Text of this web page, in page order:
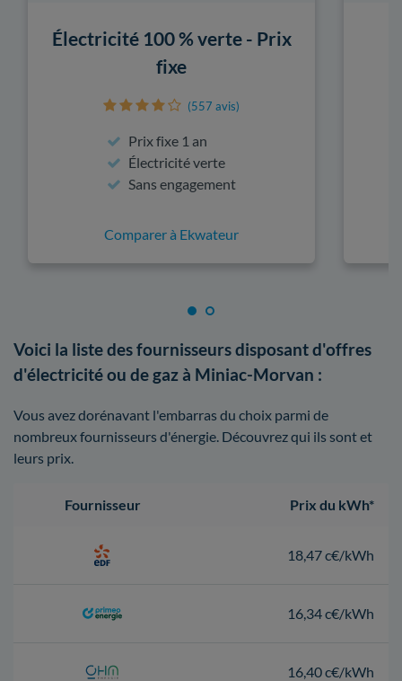
Électricité 100 % verte - Prix
fixe
(557 avis)
Prix fixe 1 an
Électricité verte
Sans engagement
Comparer à Ekwateur
Voici la liste des fournisseurs disposant d'offres
d'électricité ou de gaz à Miniac-Morvan :
Vous avez dorénavant l'embarras du choix parmi de
nombreux fournisseurs d'énergie. Découvrez qui ils sont et
leurs prix.
Fournisseur Prix du kWh*
18,47 c€/kWh
16,34 c€/kWh
16,40 c€/kWh